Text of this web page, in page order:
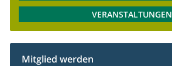
VERANSTALTUNGEN
Mitglied werden